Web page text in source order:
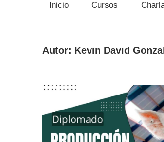
Inicio Cursos
Autor: Kevin David